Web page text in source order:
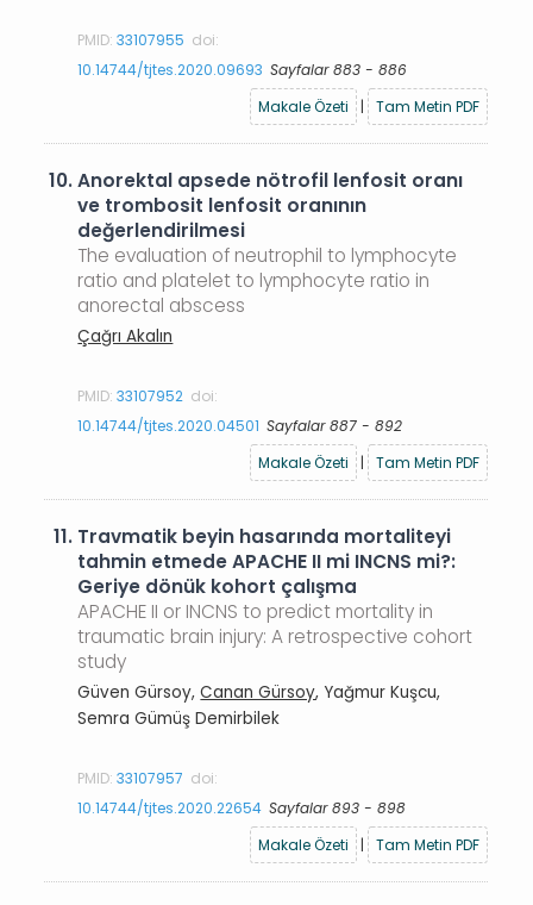
PMID:33107955 doi:
10.14744/tjtes.2020.09693 Sayfalar 883 - 886
Makale Özeti
| Tam Metin PDF
10.Anorektal apsede nötrofil lenfosit oranı
ve trombosit lenfosit oranının
değerlendirilmesi
The evaluation of neutrophil to lymphocyte
ratio and platelet to lymphocyte ratio in
anorectal abscess
Çağrı Akalın
PMID:33107952 doi:
10.14744/tjtes.2020.04501 Sayfalar 887 - 892
Makale Özeti
| Tam Metin PDF
11. Travmatik beyin hasarında mortaliteyi
tahmin etmede APACHE II mi INCNS mi?:
Geriye dönük kohort çalışma
APACHE II or INCNS to predict mortality in
traumatic brain injury: A retrospective cohort
study
Güven Gürsoy,Canan Gürsoy, Yağmur Kuşcu,
Semra Gümüş Demirbilek
PMID:33107957 doi:
10.14744/tjtes.2020.22654 Sayfalar 893 - 898
Makale Özeti
| Tam Metin PDF